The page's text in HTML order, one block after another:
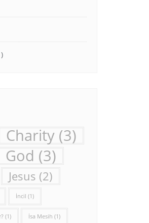
Charity (3)
God (3)
Jesus (2)
İncil (1)
(1) İsa Mesih (1)